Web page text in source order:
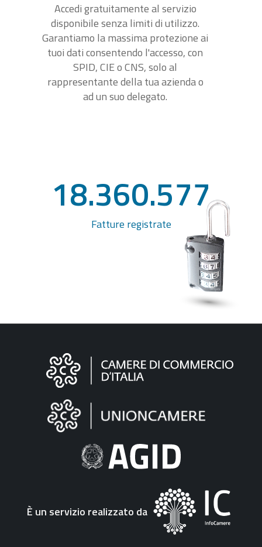
Accedi gratuitamente al servizio
disponibile senza limiti di utilizzo.
Garantiamo la massima protezione ai
tuoi dati consentendo l'accesso, con
SPID, CIE o CNS, solo al
rappresentante della tua azienda o
ad un suo delegato.
18.360.577
Fatture registrate
Informazioni
"Fattura
Elettronica"
È un servizio realizzato da